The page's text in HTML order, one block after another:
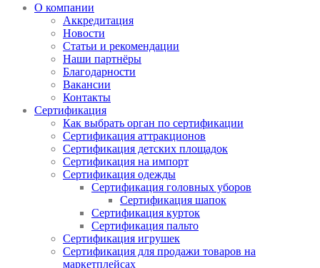
О компании
Аккредитация
Новости
Статьи и рекомендации
Наши партнёры
Благодарности
Вакансии
Контакты
Сертификация
Как выбрать орган по сертификации
Сертификация аттракционов
Сертификация детских площадок
Сертификация на импорт
Сертификация одежды
Сертификация головных уборов
Сертификация шапок
Сертификация курток
Сертификация пальто
Сертификация игрушек
Сертификация для продажи товаров на
маркетплейсах